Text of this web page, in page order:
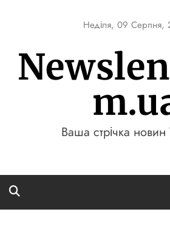
Неділя, 09 Серпня,
Ваша стрічка новин